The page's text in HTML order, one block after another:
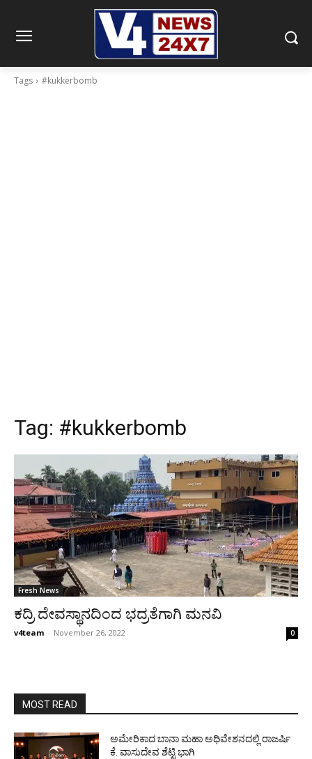
Tags #kukkerbomb
Tag: #kukkerbomb
Fresh News
ಕದ್ರಿ ದೇವಸ್ಥಾನದಿಂದ ಭದ್ರತೆಗಾಗಿ ಮನವಿ
v4team - November 26, 2022 0
MOST READ
ಅಮೇರಿಕಾದ ಬಾನಾ ಮಹಾ ಅಧಿವೇಶನದಲ್ಲಿ ರಾಜರ್ಷಿ
ಕೆ. ವಾಸುದೇವ ಶೆಟ್ಟಿ ಭಾಗಿ